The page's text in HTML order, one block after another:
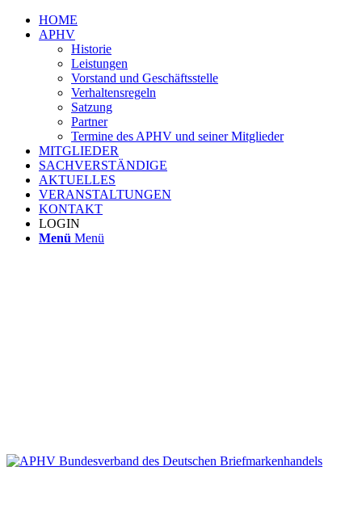
HOME
APHV
Historie
Leistungen
Vorstand und Geschäftsstelle
Verhaltensregeln
Satzung
Partner
Termine des APHV und seiner Mitglieder
MITGLIEDER
SACHVERSTÄNDIGE
AKTUELLES
VERANSTALTUNGEN
KONTAKT
LOGIN
Menü Menü